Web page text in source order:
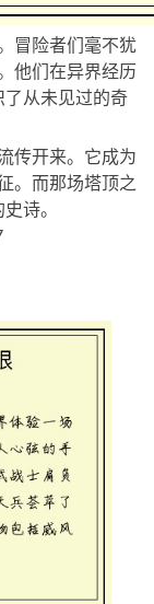
冒险者们毫不犹
他们在异界经历
从未见过的奇
传开来。它成为
。而那场塔顶之
诗。